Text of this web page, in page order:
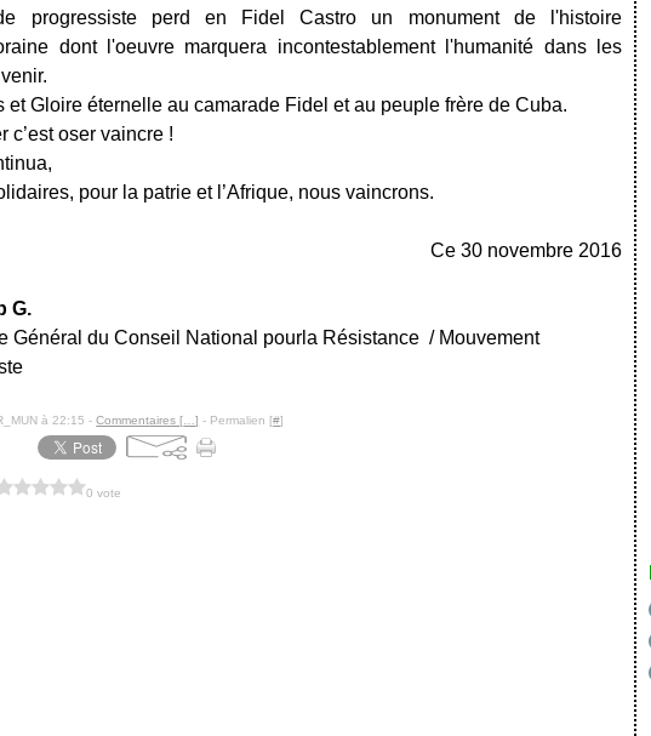
progressiste perd en Fidel Castro un monument de l'histoire
dont l'oeuvre marquera incontestablement l'humanité dans les
et Gloire éternelle au camarade Fidel et au peuple frère de Cuba.
c’est oser vaincre !
pour la patrie et l’Afrique, nous vaincrons.
Ce 30 novembre 2016
G.
Général du Conseil National pour la Résistance / Mouvement
à 22:15 -Commentaires [ …] - Permalien [#]
0 vote